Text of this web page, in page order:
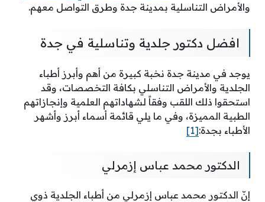
والأمراض التناسلية بمدينة جدة وطرق التواصل معهم.
افضل دكتور جلدية وتناسلية في جدة
يوجد في مدينة جدة نخبة كبيرة من أهم وأبرز أطباء
الجلدية والأمراض التناسلي بكافة التخصصات، وقد
استحقوا ذلك اللقب وفقاً لشهاداتهم العلمية وإنجازاتهم
الطبية المميزة، وفي ما يلي قائمة أسماء أبرز وأشهر
الأطباء بجدة:[1]
الدكتور محمد عباس إزمرلي
إنّ الدكتور محمد عباس إزمرلي من أطباء الجلدية ذوي